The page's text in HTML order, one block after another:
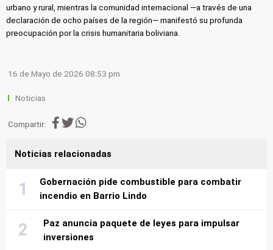
urbano y rural, mientras la comunidad internacional —a través de una
declaración de ocho países de la región— manifestó su profunda
preocupación por la crisis humanitaria boliviana.
16 de Mayo de 2026 08:53 pm
Noticias
Compartir:
Noticias relacionadas
Gobernación pide combustible para combatir
incendio en Barrio Lindo
Paz anuncia paquete de leyes para impulsar
inversiones